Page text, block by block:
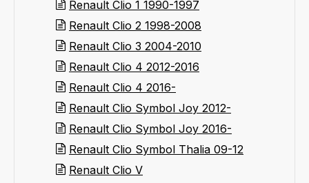
Renault Clio 1 1990-1997
Renault Clio 2 1998-2008
Renault Clio 3 2004-2010
Renault Clio 4 2012-2016
Renault Clio 4 2016-
Renault Clio Symbol Joy 2012-
Renault Clio Symbol Joy 2016-
Renault Clio Symbol Thalia 09-12
Renault Clio V